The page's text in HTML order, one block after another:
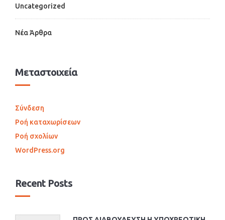
Uncategorized
Νέα Άρθρα
Μεταστοιχεία
Σύνδεση
Ροή καταχωρίσεων
Ροή σχολίων
WordPress.org
Recent Posts